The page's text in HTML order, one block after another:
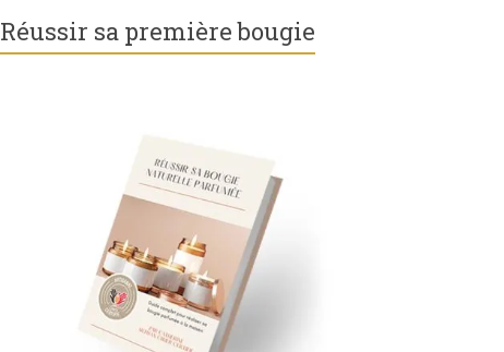
Réussir sa première bougie